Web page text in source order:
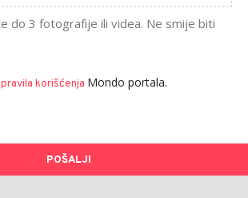
do 3 fotografije ili videa. Ne smije biti
pravila korišćenja Mondo portala.
POŠALJI